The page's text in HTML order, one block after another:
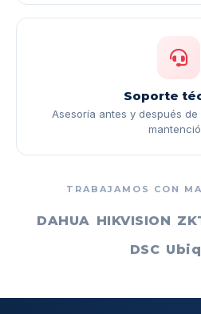
Soporte
Asesoría antes y después de
TRABAJAMOS CON
DAHUA HIKVISION
DSC